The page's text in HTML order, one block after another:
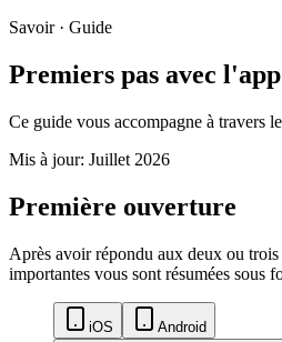
Savoir · Guide
Premiers pas avec
Ce guide vous accompagne à travers
Mis à jour: Juillet 2026
Première ouverture
Après avoir répondu aux deux ou
importantes vous sont résumées sous
iOS Android